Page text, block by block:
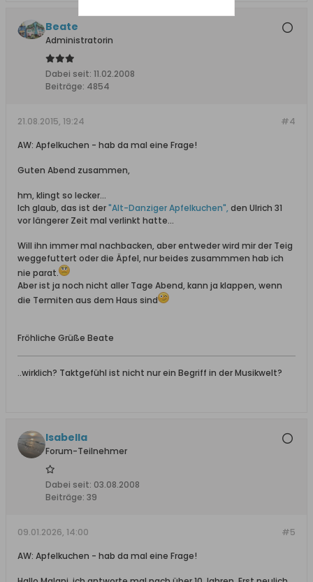
Beate
Administratorin
Dabei seit: 11.02.2008
Beiträge: 4854
#4
21.08.2015, 19:24
AW: Apfelkuchen - hab da mal eine Frage!
Guten Abend zusammen,
hm, klingt so lecker...
Ich glaub, das ist der"Alt-Danziger Apfelkuchen", den Ulrich 31
vor längerer Zeit mal verlinkt hatte...
Will ihn immer mal nachbacken, aber entweder wird mir der Teig
weggefuttert oder die Äpfel, nur beides zusammmen hab ich
nie parat.
Aber ist ja noch nicht aller Tage Abend, kann ja klappen, wenn
die Termiten aus dem Haus sind
Fröhliche Grüße Beate
..wirklich? Taktgefühl ist nicht nur ein Begriff in der Musikwelt?
Isabella
Forum-Teilnehmer
Dabei seit: 03.08.2008
Beiträge: 39
#5
09.01.2026, 14:00
AW: Apfelkuchen - hab da mal eine Frage!